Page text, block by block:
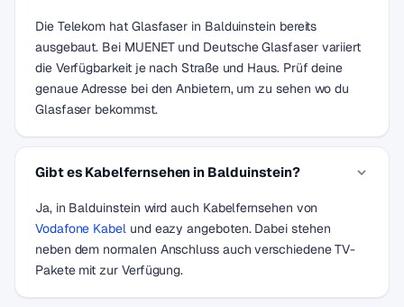
Die Telekom hat Glasfaser in Balduinstein bereits
ausgebaut. Bei MUENET und Deutsche Glasfaser variiert
die Verfügbarkeit je nach Straße und Haus. Prüf deine
genaue Adresse bei den Anbietern, um zu sehen wo du
Glasfaser bekommst.
Gibt es Kabelfernsehen in Balduinstein?
Ja, in Balduinstein wird auch Kabelfernsehen von
Vodafone Kabelund eazy angeboten. Dabei stehen
neben dem normalen Anschluss auch verschiedene TV-
Pakete mit zur Verfügung.